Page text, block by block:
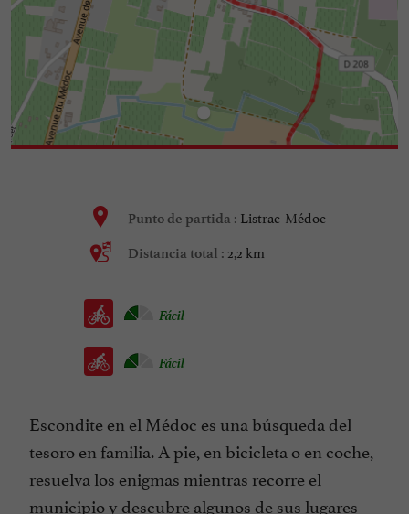
Punto de partida : Listrac-Médoc
Distancia total : 2,2 km
Fácil
Fácil
Escondite en el Médoc es una búsqueda del
tesoro en familia. A pie, en bicicleta o en coche,
resuelva los enigmas mientras recorre el
municipio y descubre algunos de sus lugares